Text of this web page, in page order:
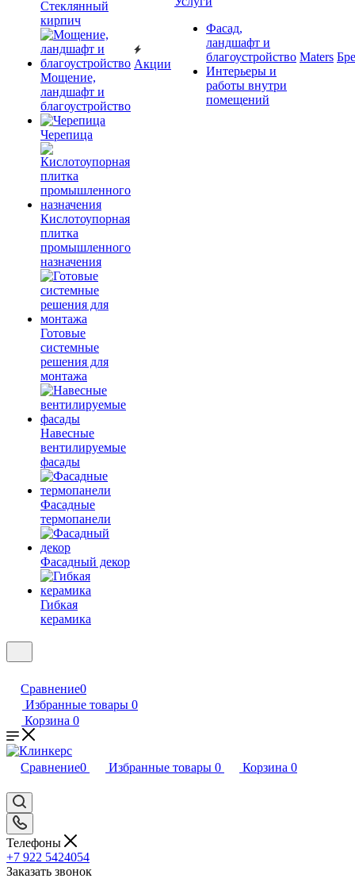
Cтеклянный
кирпич
Мощение,
ландшафт и
благоустройство
Черепица
Кислотоупорная
плитка
промышленного
назначения
Готовые
системные
решения для
монтажа
Навесные
вентилируемые
фасады
Фасадные
термопанели
Фасадный декор
Гибкая
керамика
Акции
Фасад,
ландшафт и
благоустройство
Интерьеры и
работы внутри
помещений
Maters
Сравнение0
Избранные товары 0
Корзина 0
Сравнение0 Избранные товары 0 Корзина 0
Телефоны
+7 922 5424054
Заказать звонок